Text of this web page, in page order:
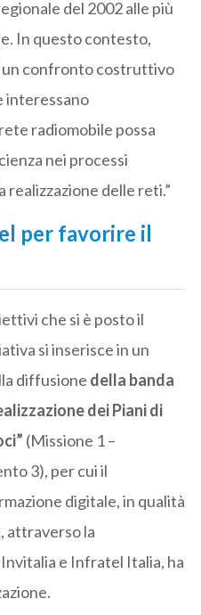
del 2002 alle più
In questo contesto,
un confronto costruttivo
interessano
radiomobile possa
nei processi
delle reti.”
per favorire il
che si è posto il
si inserisce in un
diffusione della banda
dei Piani di
(Missione 1 –
3), per cui il
digitale, in qualità
attraverso la
e Infratel Italia, ha